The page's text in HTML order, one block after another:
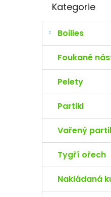
r
n
í
l
kategorie
Kategorie
Boilies
Foukané
Pelety
Partikl
Vařený
Tygří ořech
Nakládaná